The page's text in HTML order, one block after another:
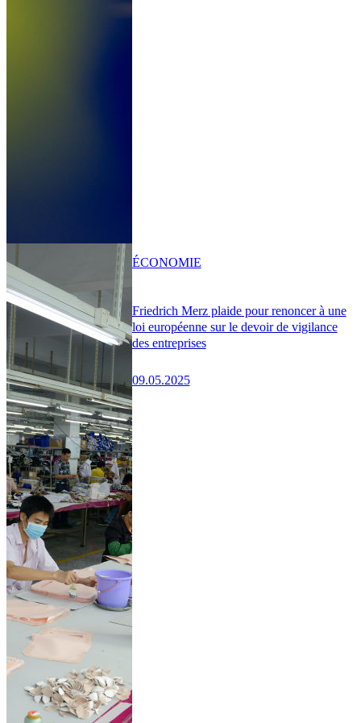
Friedrich Merz plaide pour renoncer à une
loi européenne sur le devoir de vigilance
des entreprises
09.05.2025
ÉCONOMIE